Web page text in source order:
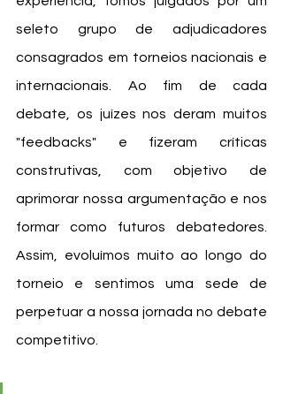
seleto grupo de adjudicadores
consagrados em torneios nacionais e
internacionais. Ao fim de cada
debate, os juízes nos deram muitos
"feedbacks" e fizeram críticas
construtivas, com objetivo de
aprimorar nossa argumentação e nos
formar como futuros debatedores.
Assim, evoluímos muito ao longo do
torneio e sentimos uma sede de
perpetuar a nossa jornada no debate
competitivo.